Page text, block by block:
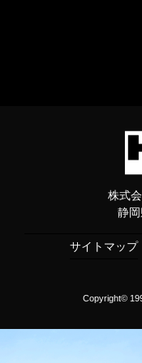
株式
静
サイトマップ
Copyright©